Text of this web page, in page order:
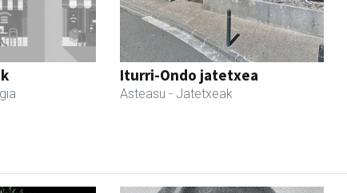
Iturri-Ondo jatetxea
Asteasu - Jatetxeak